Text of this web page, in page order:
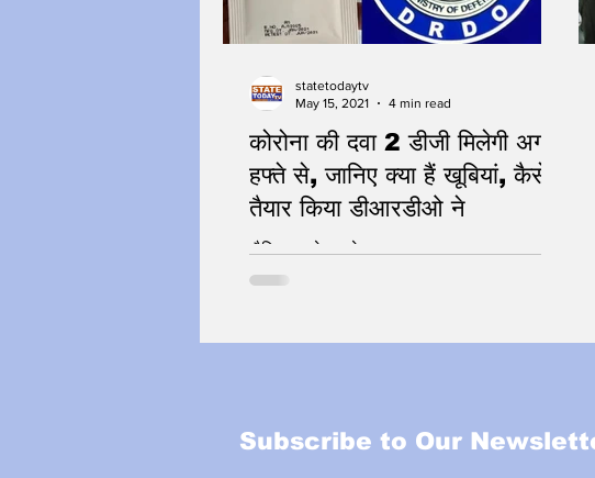
कोरोना की दवा 2 डीजी मिलेगी अगले
हफ्ते से, जानिए क्या हैं खूबियां, कैसे
तैयार किया डीआरडीओ ने
जैविक हमले पर सेना का जवाब
statetodaytv
May 15, 2021
4 min read
Subscribe to Our